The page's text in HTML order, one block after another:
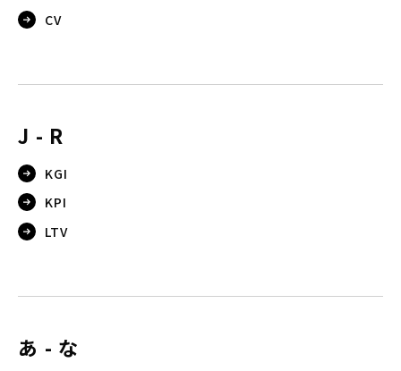
CV
J - R
KGI
KPI
LTV
あ - な